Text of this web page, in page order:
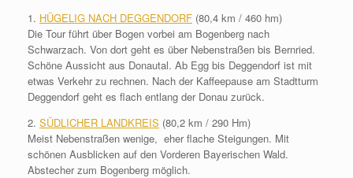
1. HÜGELIG NACH DEGGENDORF (80,4 km / 460 hm)
Die Tour führt über Bogen vorbei am Bogenberg nach
Schwarzach. Von dort geht es über Nebenstraßen bis Bernried.
Schöne Aussicht aus Donautal. Ab Egg bis Deggendorf ist mit
etwas Verkehr zu rechnen. Nach der Kaffeepause am Stadtturm
Deggendorf geht es flach entlang der Donau zurück.
2. SÜDLICHER LANDKREIS (80,2 km / 290 Hm)
Meist Nebenstraßen wenige, eher flache Steigungen. Mit
schönen Ausblicken auf den Vorderen Bayerischen Wald.
Abstecher zum Bogenberg möglich.